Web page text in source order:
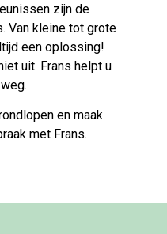
zijn de
Van kleine tot grote
een oplossing!
uit. Frans helpt u
en maak
met Frans.